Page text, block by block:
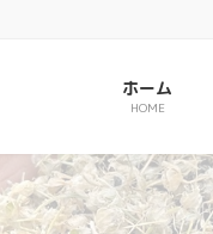
ホーム
HOME